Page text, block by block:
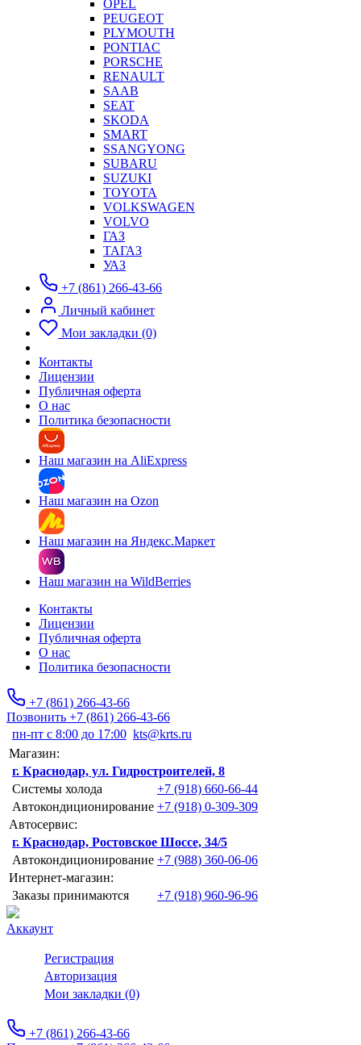
OPEL
PEUGEOT
PLYMOUTH
PONTIAC
PORSCHE
RENAULT
SAAB
SEAT
SKODA
SMART
SSANGYONG
SUBARU
SUZUKI
TOYOTA
VOLKSWAGEN
VOLVO
ГАЗ
ТАГАЗ
УАЗ
+7 (861) 266-43-66
Личный кабинет
Мои закладки (0)
Контакты
Лицензии
Публичная оферта
О нас
Политика безопасности
Наш магазин на AliExpress
Наш магазин на Ozon
Наш магазин на Яндекс.Маркет
Наш магазин на WildBerries
Контакты
Лицензии
Публичная оферта
О нас
Политика безопасности
+7 (861) 266-43-66
Позвонить +7 (861) 266-43-66
пн-пт с 8:00 до 17:00 kts@krts.ru
Магазин:
г. Краснодар, ул. Гидростроителей, 8
Системы холода
+7 (918) 660-66-44
Автокондиционирование +7 (918) 0-309-309
Автосервис:
г. Краснодар, Ростовское Шоссе, 34/5
Автокондиционирование +7 (988) 360-06-06
Интернет-магазин:
Заказы принимаются
+7 (918) 960-96-96
Аккаунт
Регистрация
Авторизация
Мои закладки (0)
+7 (861) 266-43-66